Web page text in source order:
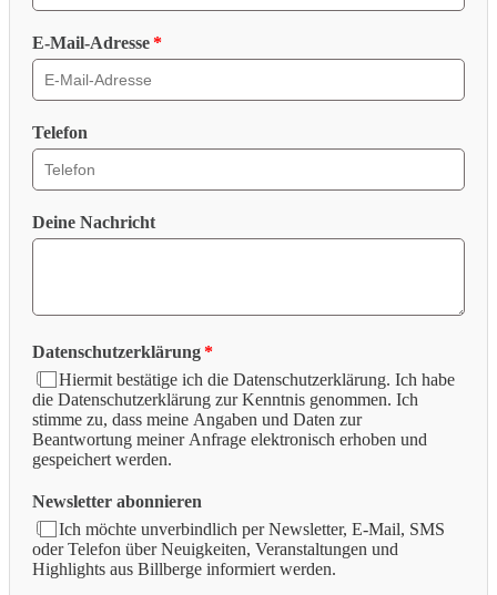
E-Mail-Adresse
Telefon
Deine Nachricht
Datenschutzerklärung
Hiermit bestätige ich die Datenschutzerklärung. Ich habe
die Datenschutzerklärung zur Kenntnis genommen. Ich
stimme zu, dass meine Angaben und Daten zur
Beantwortung meiner Anfrage elektronisch erhoben und
gespeichert werden.
Newsletter abonnieren
Ich möchte unverbindlich per Newsletter, E-Mail, SMS
oder Telefon über Neuigkeiten, Veranstaltungen und
Highlights aus Billberge informiert werden.